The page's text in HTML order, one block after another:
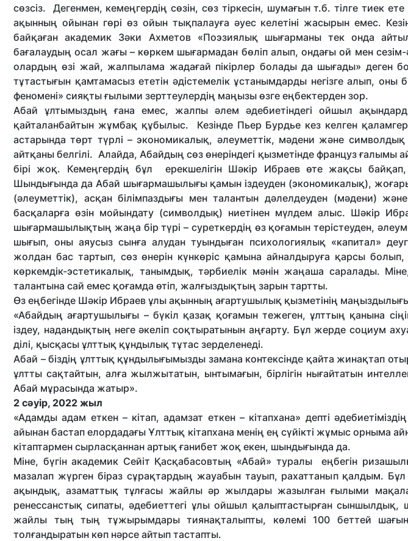
сөзсіз. Дегенмен, кемеңгердің сөзін, сөз тіркесін, шумағын т.б. тілге тиек
ақынның ойынан гөрі өз ойын тықпалауға әуес келетіні жасырын емес.
байқаған академик Зәки Ахметов «Поэзиялық шығарманы тек онда
бағалаудың осал жағы – көркем шығармадан бөліп алып, ондағы ой мен
олардың өзі жай, жалпылама жадағай пікірлер болады да шығады» деген
тұтастығын қамтамасыз ететін әдістемелік ұстанымдарды негізге алып, оны
феномені» сияқты ғылыми зерттеулердің маңызы өзге еңбектерден зор.
Абай ұлтымыздың ғана емес, жалпы әлем әдебиетіндегі ойшыл
қайталанбайтын жұмбақ құбылыс. Кезінде Пьер Бурдье кез келген
астарында төрт түрлі – экономикалық, әлеуметтік, мәдени және
айтқаны белгілі. Алайда, Абайдың сөз өнеріндегі қызметінде француз ғалымы
бірі жоқ. Кемеңгердің бұл ерекшелігін Шәкір Ибраев өте жақсы байқап,
Шындығында да Абай шығармашылығы қамын іздеуден (экономикалық),
(әлеуметтік), асқан білімпаздығы мен талантын дәлелдеуден (мәдени)
басқаларға өзін мойындату (символдық) ниетінен мүлдем алыс. Шәкір
шығармашылықтың жаңа бір түрі – суреткердің өз қоғамын терістеуден,
шығып, оны аяусыз сынға алудан туындыған психологиялық «капитал»
жолдан бас тартып, сөз өнерін күнкөріс қамына айналдыруға қарсы болып,
көркемдік-эстетикалық, танымдық, тәрбиелік мәнін жаңаша саралады.
талантына сай емес қоғамда өтіп, жалғыздықтың зарын тартты.
Өз еңбегінде Шәкір Ибраев ұлы ақынның ағартушылық қызметінің
«Абайдың ағартушылығы – бүкіл қазақ қоғамын тежеген, ұлттың қанына
іздеу, надандықтың неге әкеліп соқтыратынын аңғарту. Бұл жерде социум
ділі, қысқасы ұлттық құндылық тұтас зерделенеді.
Абай – біздің ұлттық құндылығымызды замана контексінде қайта жинақтап
ұлтты сақтайтын, алға жылжытатын, ынтымағын, бірлігін нығайтатын
Абай мұрасында жатыр».
2 сәуір, 2022 жыл
«Адамды адам еткен – кітап, адамзат еткен – кітапхана» депті
айынан бастап елордадағы Ұлттық кітапхана менің ең сүйікті жұмыс орныма
кітаптармен сырласқаннан артық ғанибет жоқ екен, шындығында да.
Міне, бүгін академик Сейіт Қасқабасовтың «Абай» туралы еңбегін
мазалап жүрген біраз сұрақтардың жауабын тауып, рахаттанып қалдым. Бұл
ақындық, азаматтық тұлғасы жайлы әр жылдары жазылған ғылыми
ренессанстық сипаты, әдебиеттегі ұлы ойшыл қалыптастырған
жайлы тың тың тұжырымдары тиянақталыпты, көлемі 100 беттей
толғандыратын көп нәрсе айтып тастапты.